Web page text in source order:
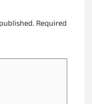
Required